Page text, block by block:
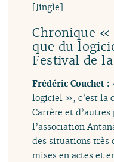
[Jingle]
Chronique «
que du
Festival de
Frédéric Couchet :
logiciel », c’est la
Carrère et
l’association
des situations très
mises en actes et